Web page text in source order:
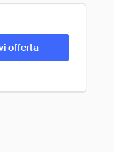
offerta